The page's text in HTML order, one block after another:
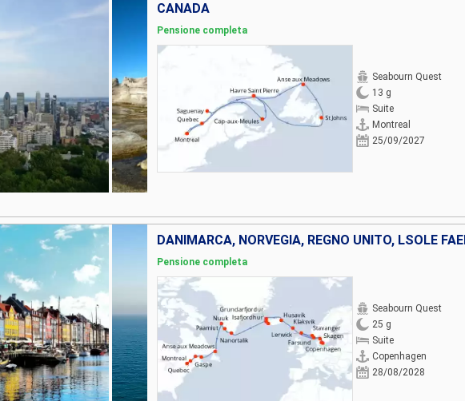
CANADA
Pensione completa
Seabourn Quest
13 g
Suite
Montreal
25/09/2027
Pensione completa
Seabourn Quest
25 g
Suite
Copenhagen
28/08/2028